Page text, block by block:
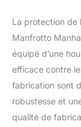
La protection de
Manfrotto
équipé d’une
efficace contre
fabrication sont
robustesse et
qualité de